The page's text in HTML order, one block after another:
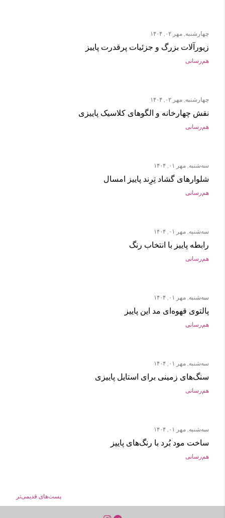
چهارشنبه, مهر ۰۲, ۱۴۰۴
زیورآلات بزرگ و جزئیات پرقدرت پاییز
هم‌رسانی
چهارشنبه, مهر ۰۲, ۱۴۰۴
نقش چهارخانه و الگوهای کلاسیک پاییزی
هم‌رسانی
سه‌شنبه, مهر ۰۱, ۱۴۰۴
شلوارهای گشاد تِرِند پاییز امسال
هم‌رسانی
سه‌شنبه, مهر ۰۱, ۱۴۰۴
رابطه پاییز با انتخاب رنگ
هم‌رسانی
سه‌شنبه, مهر ۰۱, ۱۴۰۴
پالتوی قهوه‌ای مد این پاییز
هم‌رسانی
سه‌شنبه, مهر ۰۱, ۱۴۰۴
سنگ‌های زمینی برای استایل پاییزی
هم‌رسانی
سه‌شنبه, مهر ۰۱, ۱۴۰۴
ساخت مود بُرد با رنگ‌های پاییز
هم‌رسانی
پست‌های قدیمی‌تر